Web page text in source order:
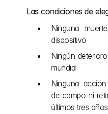
Las condiciones de
Ninguna
dispositivo
Ningún
mundial
Ninguna
de campo ni
últimos tres años